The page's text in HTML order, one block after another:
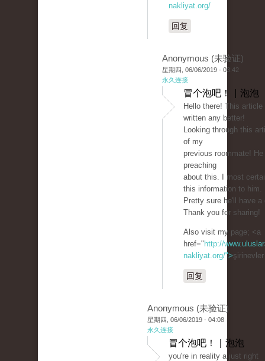
nakliyat.org/
回复
Anonymous (未验证)
星期四, 06/06/2019 - 03:42
永久连接
冒个泡吧！ | 泡泡
Hello there! This
written any better!
Looking through this
of my
previous roommate!
preaching
about this. I most
this information to him.
Pretty sure he'll have a
Thank you for sharing!
Also visit my page; <a
href=" http://
nakliyat.org/">
回复
Anonymous (未验证)
星期四, 06/06/2019 - 04:08
永久连接
冒个泡吧！ | 泡泡
you're in reality a just right